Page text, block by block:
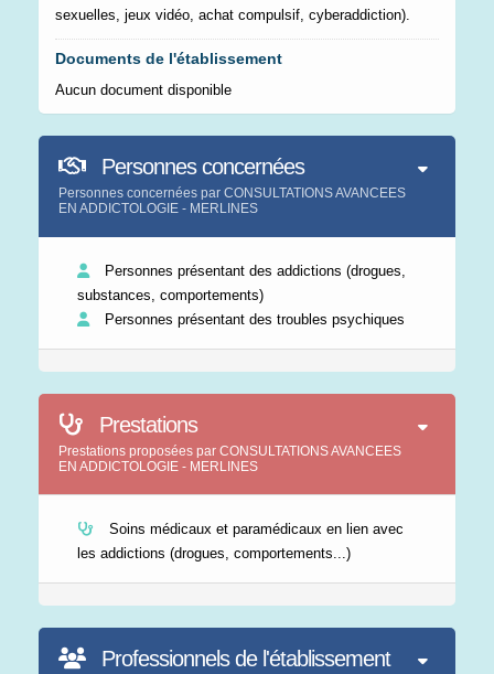
sexuelles, jeux vidéo, achat compulsif, cyberaddiction).
Documents de l'établissement
Aucun document disponible
Personnes concernées
Personnes concernées par CONSULTATIONS AVANCEES
EN ADDICTOLOGIE - MERLINES
Personnes présentant des addictions (drogues,
substances, comportements)
Personnes présentant des troubles psychiques
Prestations
Prestations proposées par CONSULTATIONS AVANCEES
EN ADDICTOLOGIE - MERLINES
Soins médicaux et paramédicaux en lien avec
les addictions (drogues, comportements...)
Professionnels de l'établissement